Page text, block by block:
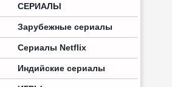
СЕРИАЛЫ
Зарубежные сериалы
Сериалы Netflix
Индийские сериалы